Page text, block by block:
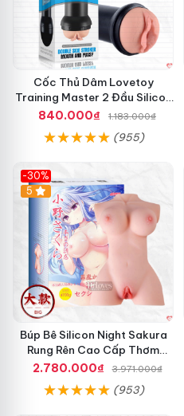
Cốc Thủ Dâm Lovetoy
Training Master 2 Đầu Silicon
Mềm Mại Tiện Lợi
840.000₫ 1.183.000₫
(955)
-30%
Hot
5
Búp Bê Silicon Night Sakura
Rung Rên Cao Cấp Thơm
Mượt
2.780.000₫ 3.971.000₫
(953)